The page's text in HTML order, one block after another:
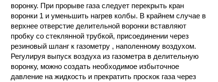
ХИМИЯ НА
ПРОИЗВОДСТВЕ
И ХИМИЧЕСКАЯ
ТЕХНОЛОГИЯ
КОНТАКТЫ
воронку. При прорыве газa следует перекрыть кран
воронки 1 и уменьшить нагрев колбы. В крайнем случае в
верхнее отверстие делительной воронки вставляют
пробку со стеклянной трубкой, присоединении через
резиновый шланг к газометру , наполенному воздухом.
Регулируя выпуск воздуха из газометра в делительную
воронку, можно создать необходимое избыточное
давление на жидкость и прекратить проскок газа через